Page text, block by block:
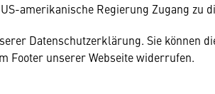
amerikanische Regierung Zugang zu
Datenschutzerklärung. Sie können
Footer unserer Webseite widerrufen.